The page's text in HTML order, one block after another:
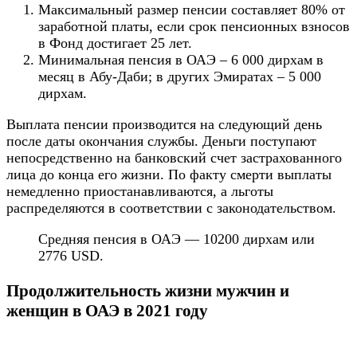
Максимальный размер пенсии составляет 80% от
заработной платы, если срок пенсионных взносов
в Фонд достигает 25 лет.
Минимальная пенсия в ОАЭ – 6 000 дирхам в
месяц в Абу-Даби; в других Эмиратах – 5 000
дирхам.
Выплата пенсии производится на следующий день
после даты окончания службы. Деньги поступают
непосредственно на банковский счет застрахованного
лица до конца его жизни. По факту смерти выплаты
немедленно приостанавливаются, а льготы
распределяются в соответствии с законодательством.
Средняя пенсия в ОАЭ — 10200 дирхам или
2776 USD.
Продолжительность жизни мужчин и
женщин в ОАЭ в 2021 году